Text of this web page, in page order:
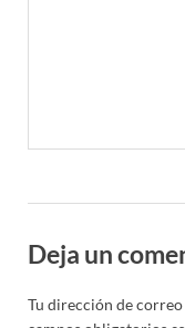
Deja un
Tu dirección de